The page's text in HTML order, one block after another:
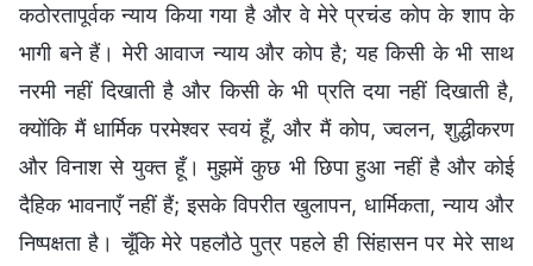
कठोरतापूर्वक न्याय किया गया है और वे मेरे प्रचंड कोप के शाप के
भागी बने हैं। मेरी आवाज न्याय और कोप है; यह किसी के भी साथ
नरमी नहीं दिखाती है और किसी के भी प्रति दया नहीं दिखाती है,
क्योंकि मैं धार्मिक परमेश्वर स्वयं हूँ, और मैं कोप, ज्वलन, शुद्धीकरण
और विनाश से युक्त हूँ। मुझमें कुछ भी छिपा हुआ नहीं है और कोई
दैहिक भावनाएँ नहीं हैं; इसके विपरीत खुलापन, धार्मिकता, न्याय और
निष्पक्षता है। चूँकि मेरे पहलौठे पुत्र पहले ही सिंहासन पर मेरे साथ